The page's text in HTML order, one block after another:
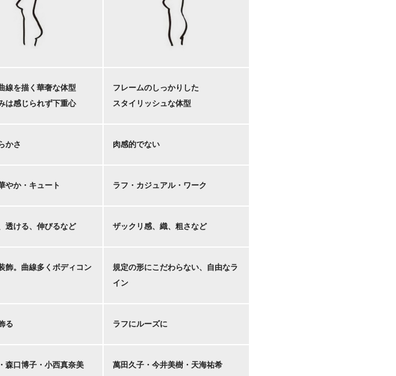
線を描く華奢な体型
は感じられず下重心
フレームのしっかりした
スタイリッシュな体型
かさ 肉感的でない
やか・キュート ラフ・カジュアル・ワーク
透ける、伸びるなど ザックリ感、織、粗さなど
飾。曲線多くボディコン
規定の形にこだわらない、自由なラ
イン
る ラフにルーズに
森口博子・小西真奈美 萬田久子・今井美樹・天海祐希